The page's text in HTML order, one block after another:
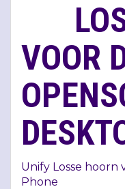
VOOR
Unify Losse hoorn
Phone